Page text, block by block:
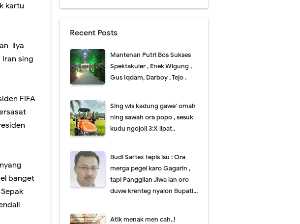
kartu
liya
sing
FIFA
banget
Recent Posts
Mantenan Putri Bos Sukses
Spektakuler , Enek Wigung ,
Gus Iqdam, Darboy , Tejo .
Sing wis kadung gawe' omah
ning sawah ora popo , sesuk
kudu ngojoli 3:X lipat..
Budi Sartex tepis isu : Ora
merga pegel karo Gagarin ,
tapi Panggilan Jiwa lan oro
duwe krenteg nyalon Bupati...
Atik menak men cah..!